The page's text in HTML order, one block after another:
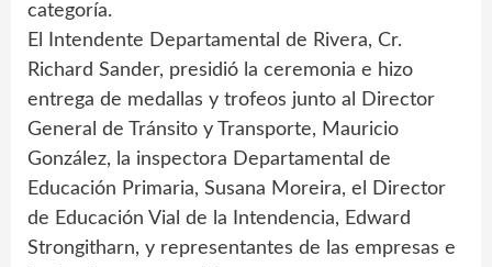
categoría.
El Intendente Departamental de Rivera, Cr.
Richard Sander, presidió la ceremonia e hizo
entrega de medallas y trofeos junto al Director
General de Tránsito y Transporte, Mauricio
González, la inspectora Departamental de
Educación Primaria, Susana Moreira, el Director
de Educación Vial de la Intendencia, Edward
Strongitharn, y representantes de las empresas e